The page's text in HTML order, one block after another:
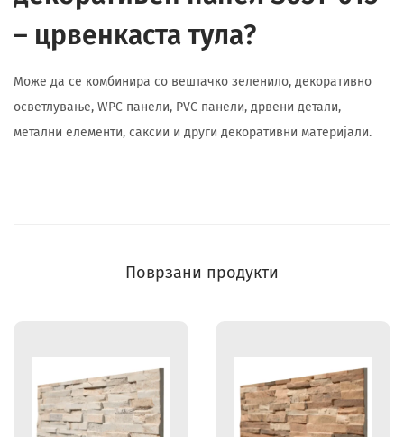
– црвенкаста тула?
Може да се комбинира со вештачко зеленило, декоративно
осветлување, WPC панели, PVC панели, дрвени детали,
метални елементи, саксии и други декоративни материјали.
Поврзани продукти